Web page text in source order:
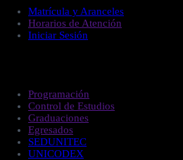
Matrícula y Aranceles
Horarios de Atención
Iniciar Sesión
Programación
Control de Estudios
Graduaciones
Egresados
SEDUNITEC
UNICODEX